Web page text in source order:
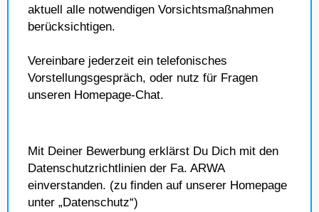
aktuell alle notwendigen Vorsichtsmaßnahmen
berücksichtigen.
Vereinbare jederzeit ein telefonisches
Vorstellungsgespräch, oder nutz für Fragen
unseren Homepage-Chat.
Mit Deiner Bewerbung erklärst Du Dich mit den
Datenschutzrichtlinien der Fa. ARWA
einverstanden. (zu finden auf unserer Homepage
unter „Datenschutz“)